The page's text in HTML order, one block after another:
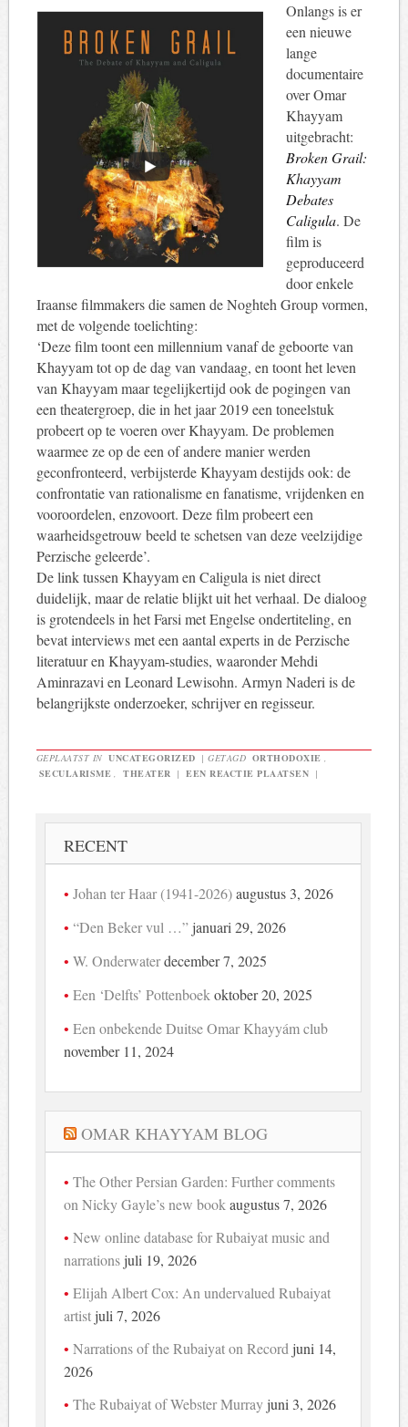
Onlangs is er
een nieuwe
lange
documentaire
over Omar
Khayyam
uitgebracht:
Broken Grail:
Khayyam
Debates
Caligula. De
film is
geproduceerd
door enkele
Iraanse filmmakers die samen de Noghteh Group vormen,
met de volgende toelichting:
‘Deze film toont een millennium vanaf de geboorte van
Khayyam tot op de dag van vandaag, en toont het leven
van Khayyam maar tegelijkertijd ook de pogingen van
een theatergroep, die in het jaar 2019 een toneelstuk
probeert op te voeren over Khayyam. De problemen
waarmee ze op de een of andere manier werden
geconfronteerd, verbijsterde Khayyam destijds ook: de
confrontatie van rationalisme en fanatisme, vrijdenken en
vooroordelen, enzovoort. Deze film probeert een
waarheidsgetrouw beeld te schetsen van deze veelzijdige
Perzische geleerde’.
De link tussen Khayyam en Caligula is niet direct
duidelijk, maar de relatie blijkt uit het verhaal. De dialoog
is grotendeels in het Farsi met Engelse ondertiteling, en
bevat interviews met een aantal experts in de Perzische
literatuur en Khayyam-studies, waaronder Mehdi
Aminrazavi en Leonard Lewisohn. Armyn Naderi is de
belangrijkste onderzoeker, schrijver en regisseur.
GEPLAATST IN UNCATEGORIZED |GETAGD ORTHODOXIE ,
SECULARISME , THEATER | EEN REACTIE PLAATSEN |
RECENT
Johan ter Haar (1941-2026) augustus 3, 2026
“Den Beker vul …” januari 29, 2026
W. Onderwaterdecember 7, 2025
Een ‘Delfts’ Pottenboek oktober 20, 2025
Een onbekende Duitse Omar Khayyám club
november 11, 2024
OMAR KHAYYAM BLOG
The Other Persian Garden: Further comments
on Nicky Gayle’s new book augustus 7, 2026
New online database for Rubaiyat music and
narrations juli 19, 2026
Elijah Albert Cox: An undervalued Rubaiyat
artist juli 7, 2026
Narrations of the Rubaiyat on Record juni 14,
2026
The Rubaiyat of Webster Murray juni 3, 2026